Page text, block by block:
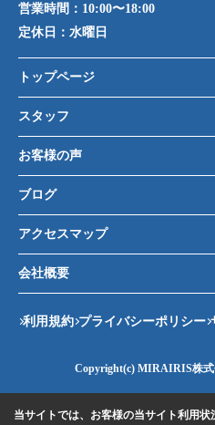
営業時間： 10:00〜18:00
定休日： 水曜日
トップページ
スタッフ
お客様の声
ブログ
アクセスマップ
会社概要
利用規約 プライバシーポリシー
Copyright(c) MIRAIRIS株式
当サイトでは、お客様の当サイト利用